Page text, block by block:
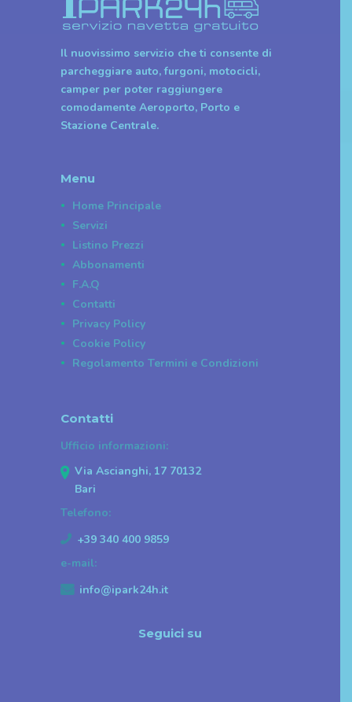
Il nuovissimo servizio che ti consente di
parcheggiare auto, furgoni, motocicli,
camper per poter raggiungere
comodamente Aeroporto, Porto e
Stazione Centrale.
Menu
Home Principale
Servizi
Listino Prezzi
Abbonamenti
F.A.Q
Contatti
Privacy Policy
Cookie Policy
Regolamento Termini e Condizioni
Contatti
Ufficio informazioni:
Via Ascianghi, 17 70132
Bari
Telefono:
+39 340 400 9859
e-mail:
info@ipark24h.it
Seguici su